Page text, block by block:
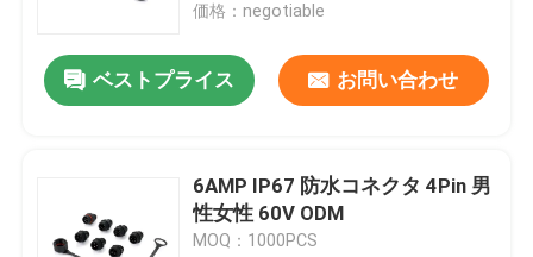
価格：negotiable
ベストプライス お問い合わせ
6AMP IP67 防水コネクタ 4Pin 男
性女性 60V ODM
MOQ：1000PCS